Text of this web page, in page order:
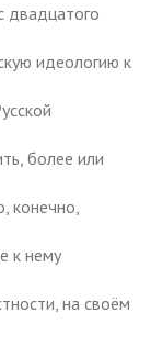
двадцатого
идеологию к
более или
конечно,
к нему
на своём